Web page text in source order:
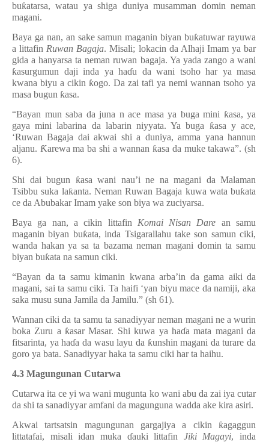
buƙatarsa, watau ya shiga duniya musamman domin neman
magani.
Baya ga nan, an sake samun maganin biyan buƙatuwar rayuwa
a littafin Ruwan Bagaja. Misali; lokacin da Alhaji Imam ya bar
gida a hanyarsa ta neman ruwan bagaja. Ya yada zango a wani
ƙasurgumun daji inda ya haɗu da wani tsoho har ya masa
kwana biyu a cikin ƙogo. Da zai tafi ya nemi wannan tsoho ya
masa bugun ƙasa.
“Bayan mun saba da juna n ace masa ya buga mini ƙasa, ya
gaya mini labarina da labarin niyyata. Ya buga ƙasa y ace,
‘Ruwan Bagaja dai akwai shi a duniya, amma yana hannun
aljanu. Ƙarewa ma ba shi a wannan ƙasa da muke takawa”. (sh
6).
Shi dai bugun ƙasa wani nau’i ne na magani da Malaman
Tsibbu suka laƙanta. Neman Ruwan Bagaja kuwa wata buƙata
ce da Abubakar Imam yake son biya wa zuciyarsa.
Baya ga nan, a cikin littafin Komai Nisan Dare an samu
maganin biyan buƙata, inda Tsigarallahu take son samun ciki,
wanda hakan ya sa ta bazama neman magani domin ta samu
biyan buƙata na samun ciki.
“Bayan da ta samu kimanin kwana arba’in da gama aiki da
magani, sai ta samu ciki. Ta haifi ‘yan biyu mace da namiji, aka
saka musu suna Jamila da Jamilu.” (sh 61).
Wannan ciki da ta samu ta sanadiyyar neman magani ne a wurin
boka Zuru a ƙasar Masar. Shi kuwa ya haɗa mata magani da
fitsarinta, ya haɗa da wasu layu da ƙunshin magani da turare da
goro ya bata. Sanadiyyar haka ta samu ciki har ta haihu.
4.3 Magungunan Cutarwa
Cutarwa ita ce yi wa wani mugunta ko wani abu da zai iya cutar
da shi ta sanadiyyar amfani da magunguna wadda ake kira asiri.
Akwai tartsatsin magungunan gargajiya a cikin ƙagaggun
littatafai, misali idan muka ɗauki littafin Jiki Magayi, inda